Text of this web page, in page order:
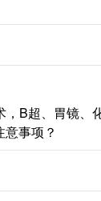
，B超、胃镜、
事项？